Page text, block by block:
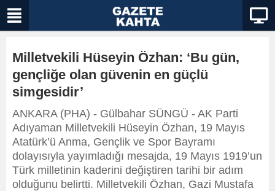
Milletvekili Hüseyin Özhan: ‘Bu gün,
gençliğe olan güvenin en güçlü
simgesidir’
ANKARA (PHA) - Gülbahar SÜNGÜ - AK Parti
Adıyaman Milletvekili Hüseyin Özhan, 19 Mayıs
Atatürk’ü Anma, Gençlik ve Spor Bayramı
dolayısıyla yayımladığı mesajda, 19 Mayıs 1919’un
Türk milletinin kaderini değiştiren tarihi bir adım
olduğunu belirtti. Milletvekili Özhan, Gazi Mustafa